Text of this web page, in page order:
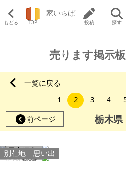
もどる TOP
家いちば
投稿 探す
売ります掲示
一覧に戻る
1
2 3 4
前ページ
栃木県
1240831
別荘地 思い出